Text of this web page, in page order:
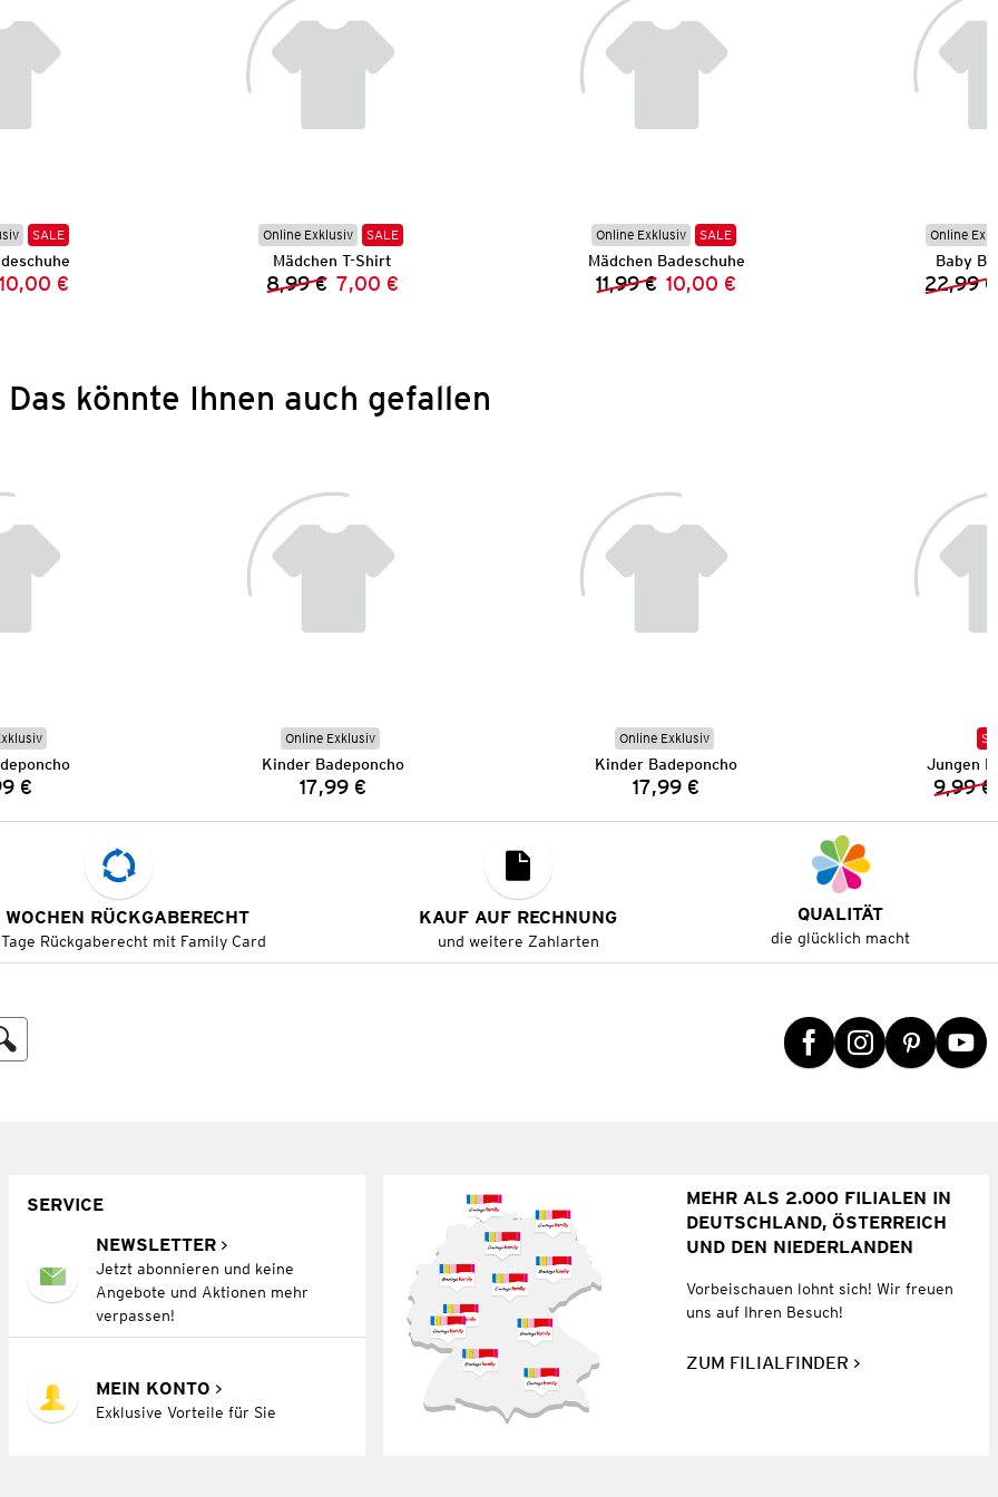
SALE
Preis:
Preis:
10,00 €
Online Exklusiv SALE
Mädchen T-Shirt
Vorheriger Preis:
8,99 € Neuer Preis:
7,00 €
Online Exklusiv SALE
Mädchen Badeschuhe
Vorheriger Preis:
11,99 € Neuer Preis:
10,00 €
Online
Baby
22,99 €
Das könnte Ihnen auch gefallen
€
Online Exklusiv
Kinder Badeponcho
Preis:
17,99 €
Online Exklusiv
Kinder Badeponcho
Preis:
17,99 €
Jungen
9,99 €
RÜCKGABERECHT
Rückgaberecht mit Family Card
KAUF AUF RECHNUNG
und weitere Zahlarten
QUALITÄT
die glücklich macht
SERVICE
NEWSLETTER
Jetzt abonnieren und keine
Angebote und Aktionen mehr
verpassen!
MEIN KONTO
Exklusive Vorteile für Sie
MEHR ALS 2.000 FILIALEN IN
DEUTSCHLAND, ÖSTERREICH
UND DEN NIEDERLANDEN
Vorbeischauen lohnt sich! Wir freuen
uns auf Ihren Besuch!
ZUM FILIALFINDER